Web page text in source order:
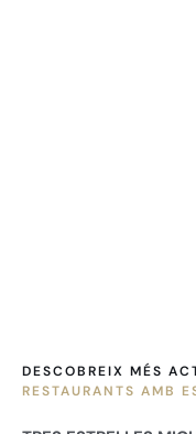
DESCOBREIX MÉS
RESTAURANTS AMB